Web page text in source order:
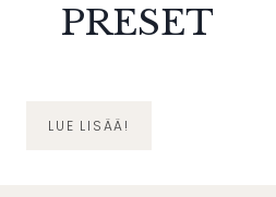
PRESET
LUE LISÄÄ!